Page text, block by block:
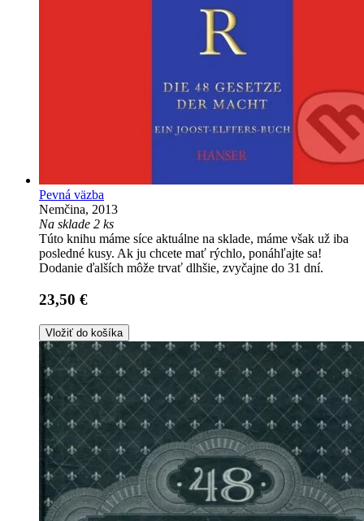
Pevná väzba
Nemčina, 2013
Na sklade 2 ks
Túto knihu máme síce aktuálne na sklade, máme však už iba
posledné kusy. Ak ju chcete mať rýchlo, ponáhľajte sa!
Dodanie ďalších môže trvať dlhšie, zvyčajne do 31 dní.
23,50 €
Vložiť do košíka